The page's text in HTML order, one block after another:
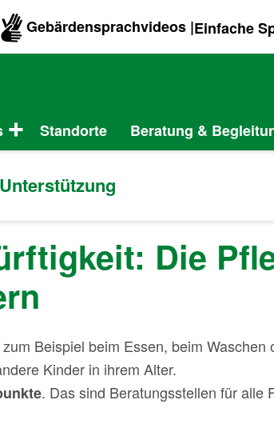
Gebärdensprachvideos |Einfache
Standorte Beratung &
Die
Beispiel beim Essen, beim
Kinder in ihrem Alter.
. Das sind Beratungsstellen für alle